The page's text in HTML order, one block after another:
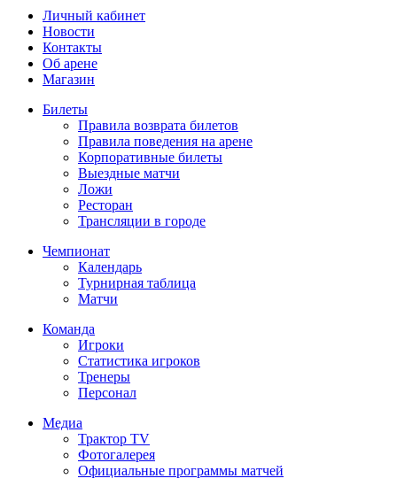
Личный кабинет
Новости
Контакты
Об арене
Магазин
Билеты
Правила возврата билетов
Правила поведения на арене
Корпоративные билеты
Выездные матчи
Ложи
Ресторан
Трансляции в городе
Чемпионат
Календарь
Турнирная таблица
Матчи
Команда
Игроки
Статистика игроков
Тренеры
Персонал
Медиа
Трактор TV
Фотогалерея
Официальные программы матчей